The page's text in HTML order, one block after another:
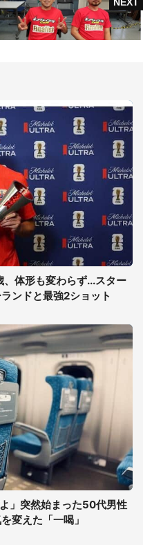
体形も変わらず...スター
ンドと最強2ショット
」突然始まった50代男性
変えた「一喝」